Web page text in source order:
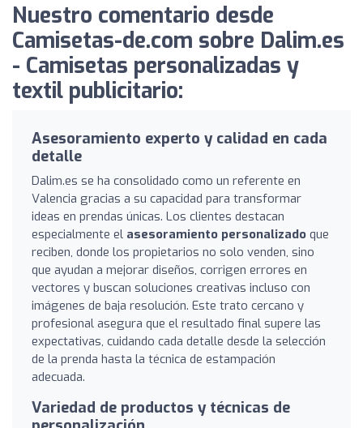
Nuestro comentario desde
Camisetas-de.com sobre Dalim.es
- Camisetas personalizadas y
textil publicitario:
Asesoramiento experto y calidad en cada
detalle
Dalim.es se ha consolidado como un referente en
Valencia gracias a su capacidad para transformar
ideas en prendas únicas. Los clientes destacan
especialmente el asesoramiento personalizado que
reciben, donde los propietarios no solo venden, sino
que ayudan a mejorar diseños, corrigen errores en
vectores y buscan soluciones creativas incluso con
imágenes de baja resolución. Este trato cercano y
profesional asegura que el resultado final supere las
expectativas, cuidando cada detalle desde la selección
de la prenda hasta la técnica de estampación
adecuada.
Variedad de productos y técnicas de